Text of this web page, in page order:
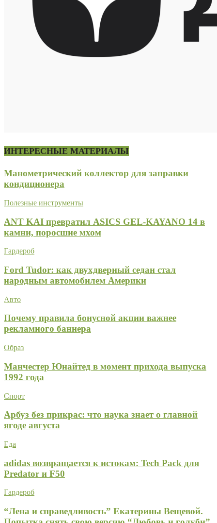
ИНТЕРЕСНЫЕ МАТЕРИАЛЫ
Манометрический коллектор для заправки
кондиционера
Полезные инструменты
ANT KAI превратил ASICS GEL-KAYANO 14 в
камни, поросшие мхом
Гардероб
Ford Tudor: как двухдверный седан стал
народным автомобилем Америки
Авто
Почему правила бонусной акции важнее
рекламного баннера
Образ
Манчестер Юнайтед в момент прихода выпуска
1992 года
Спорт
Арбуз без прикрас: что наука знает о главной
ягоде августа
Еда
adidas возвращается к истокам: Tech Pack для
Predator и F50
Гардероб
“Лена и справедливость” Екатерины Вещевой.